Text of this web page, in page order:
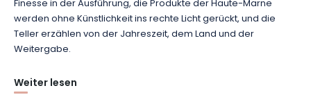
Finesse in der Ausführung, die Produkte der Haute-Marne
werden ohne Künstlichkeit ins rechte Licht gerückt, und die
Teller erzählen von der Jahreszeit, dem Land und der
Weitergabe.
In einer geselligen und gepflegten Atmosphäre ehrt dieser
Weiter lesen